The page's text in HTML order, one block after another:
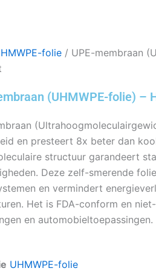
folie / UPE-membraan
(UHMWPE-folie)
en presteert 8x beter dan
structuur garandeert
Deze zelf-smerende
en vermindert
Het is FDA-conform en
en automobieltoepassingen.
UHMWPE-folie